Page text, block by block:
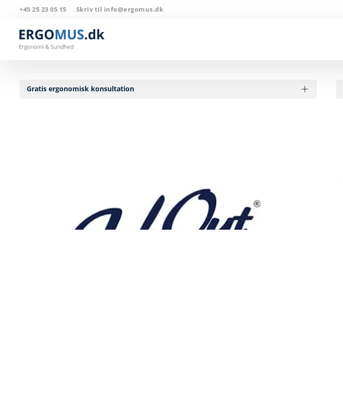
+45 ​25 23 05 15 Skriv til info@ergomus.dk
Gratis ergonomisk konsultation